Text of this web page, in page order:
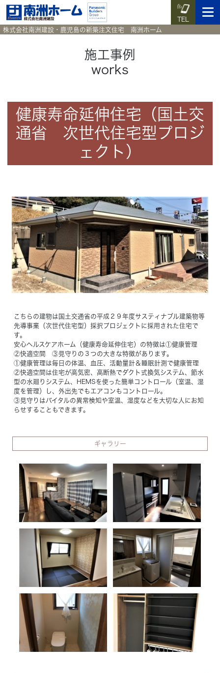
TEL
HOME ホーム
News 新着情報
Works 施工実例集
Blog 暮らしのコラム
Concept コンセプト
Techno EX テクノストラクチャーEX
株式会社南洲建設・鹿児島の新築注文住宅 南洲ホーム
施工事例
works
健康寿命延伸住宅（国土交
通省 次世代住宅型プロジ
ェクト）
こちらの建物は国土交通省の平成２９年度サスティナブル建築物等
先導事業（次世代住宅型）採択プロジェクトに採用された住宅で
す。
安心ヘルスケアホーム（健康寿命延伸住宅）の特徴は①健康管理
②快適空間 ③見守りの３つの大きな特徴があります。
①健康管理は毎日の体温、血圧、活動量計＆睡眠計測で健康管理
②快適空間は住宅が高気密、高断熱でダクト式換気システム、節水
型の水廻りシステム、HEMSを使った簡単コントロール（室温、湿
度を管理）し、外出先でもエアコンもコントロール。
③見守りはバイタルの異常検知や室温、湿度などを大切な人にお知
らせすることもできます。
ギャラリー